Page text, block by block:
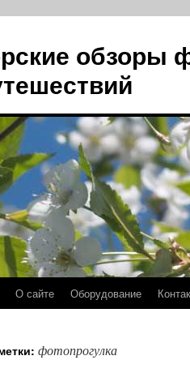
обзоры
О сайте Оборудование
фотопрогулка